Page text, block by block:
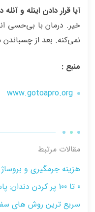
آیا قرار دادن اینله و آنله
خیر. درمان با بی‌حسی
نمی‌کنه. بعد از
منبع :
www.gotoapro.org
مقالات مرتبط
هزینه جرمگیری و بروساژ
0 تا 100 پر کردن دندان: پاسخ تمام ابهامات شما اینجاست